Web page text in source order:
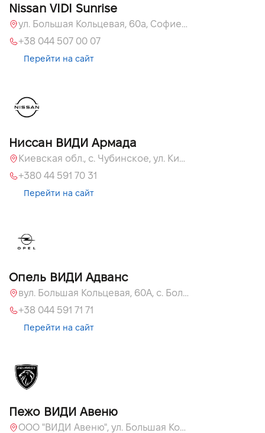
Nissan VIDI Sunrise
ул. Большая Кольцевая, 60а, Софиевская Борщаговка, Киевская обл.
+38 044 507 00 07
Перейти на сайт
Ниссан ВИДИ Армада
Киевская обл., c. Чубинское, ул. Киевская, 55
+380 44 591 70 31
Перейти на сайт
Опель ВИДИ Адванс
вул. Большая Кольцевая, 60А, с. Большая Кольцевая
+38 044 591 71 71
Перейти на сайт
Пежо ВИДИ Авеню
ООО "ВИДИ Авеню", ул. Большая Кольцевая, 60